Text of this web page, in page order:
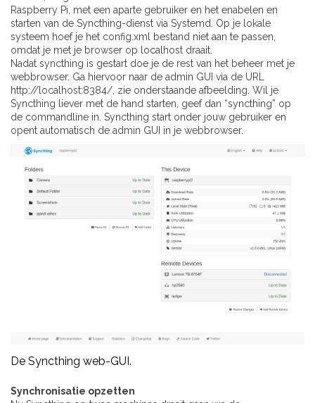
Raspberry Pi, met een aparte gebruiker en het enabelen en
starten van de Syncthing-dienst via Systemd. Op je lokale
systeem hoef je het config.xml bestand niet aan te passen,
omdat je met je browser op localhost draait.
Nadat syncthing is gestart doe je de rest van het beheer met je
webbrowser. Ga hiervoor naar de admin GUI via de URL
http://localhost:8384/, zie onderstaande afbeelding. Wil je
Syncthing liever met de hand starten, geef dan “syncthing” op
de commandline in. Syncthing start onder jouw gebruiker en
opent automatisch de admin GUI in je webbrowser.
De Syncthing web-GUI.
Synchronisatie opzetten